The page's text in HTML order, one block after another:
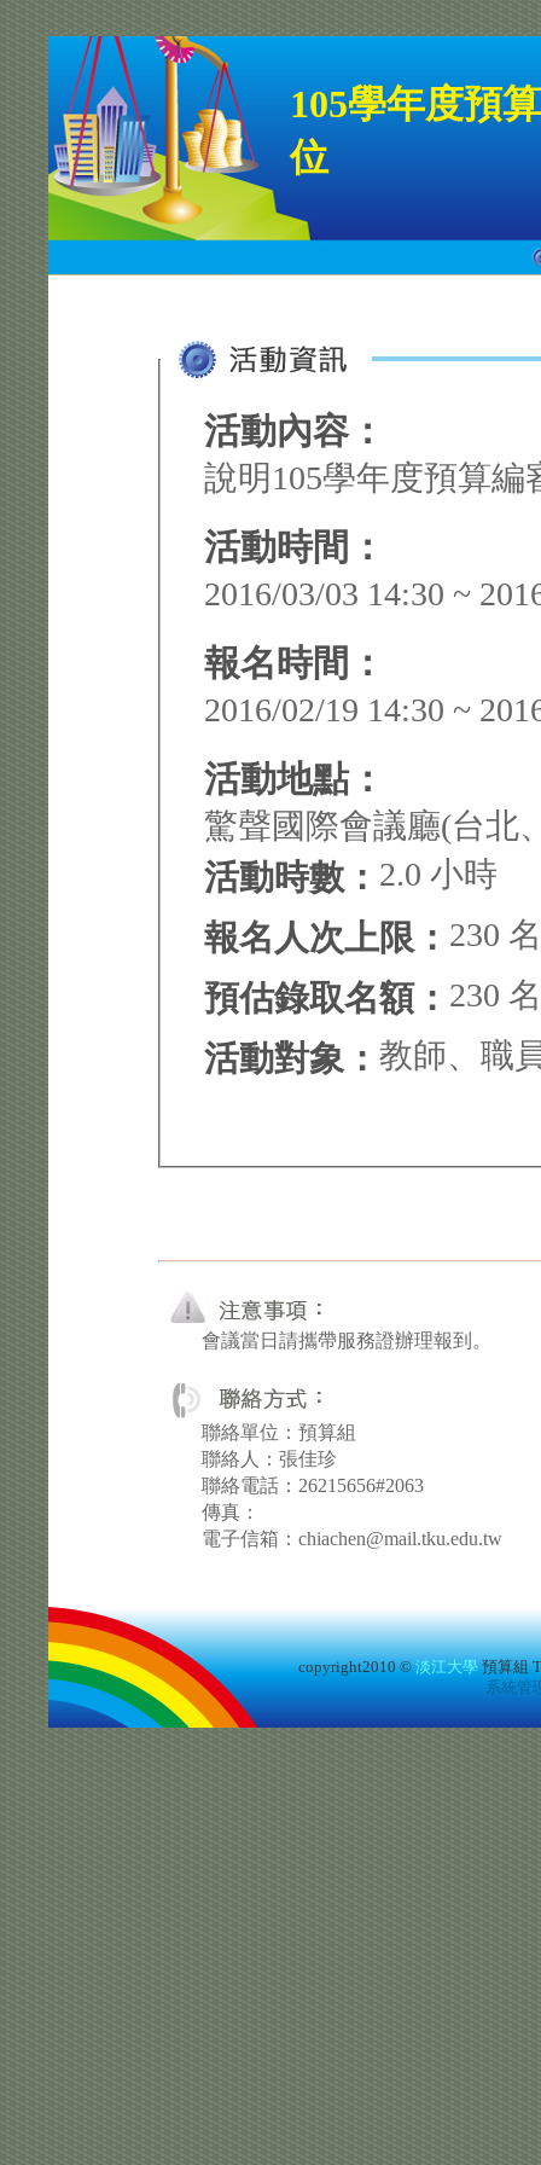
105學年度預
位
活動內容：
說明105學年度預算編
活動時間：
2016/03/03 14:30 ~
報名時間：
2016/02/19 14:30 ~
活動地點：
驚聲國際會議廳(台北
活動時數： 2.0 小時
報名人次上限： 230 名
預估錄取名額： 230 名
活動對象： 教師、職
會議當日請攜帶服務證辦理報到。
聯絡單位：預算組
聯絡人：張佳珍
聯絡電話：26215656#2063
傳真：
電子信箱：chiachen@mail.tku.edu.tw
copyright2010 ©淡江大學 預算組
系統管